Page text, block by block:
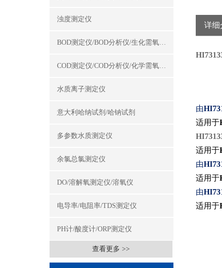
浊度测定仪
BOD测定仪/BOD分析仪/生化需氧量测定仪
COD测定仪/COD分析仪/化学需氧量测定仪
水质离子测定仪
意大利哈纳试剂/哈钠试剂
多参数水质测定仪
余氯总氯测定仪
DO/溶解氧测定仪/溶氧仪
电导率/电阻率/TDS测定仪
PH计/酸度计/ORP测定仪
查看更多 >>
详细
由
适用于
适用于
由
适用于
由
适用于